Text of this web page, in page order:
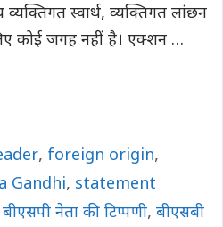
व्यक्तिगत स्वार्थ, व्यक्तिगत लांछन
कोई जगह नहीं है। एक्शन …
, foreign origin,
Gandhi, statement
बीएसपी नेता की टिप्पणी, बीएसबी